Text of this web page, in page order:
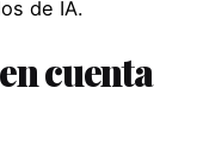
de IA.
cuenta